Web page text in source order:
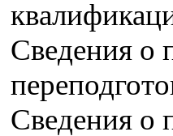
Сведения о
Сведения о